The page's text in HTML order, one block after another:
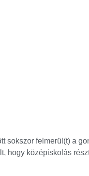
sokszor felmerül(t) a
hogy középiskolás